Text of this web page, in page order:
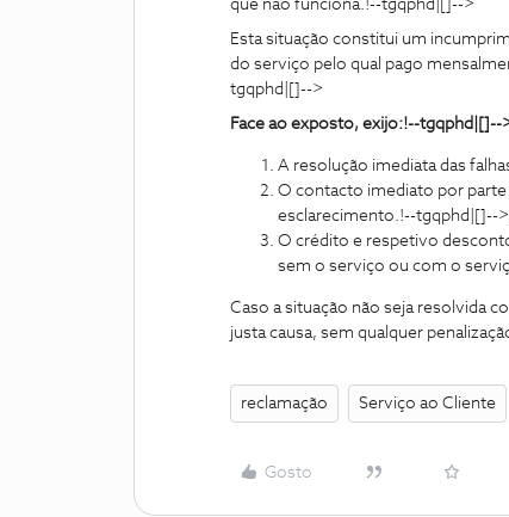
que nao funciona.!--tgqphd|[]-->
Esta situação constitui um
do serviço pelo qual pago
tgqphd|[]-->
Face ao exposto, exijo:!--tgqphd|[]--
A resolução imediata das
O contacto imediato por
esclarecimento.!--tgqphd|[]--
O crédito e respetivo
sem o serviço ou com o
Caso a situação não seja resolvida
justa causa, sem qualquer
reclamação Serviço ao Cliente
Gosto